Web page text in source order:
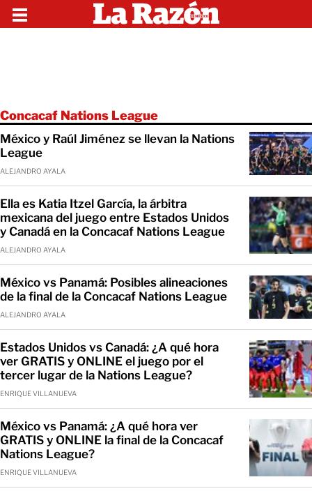
Concacaf Nations League
México y Raúl Jiménez se llevan la Nations
League
ALEJANDRO AYALA
Ella es Katia Itzel García, la árbitra
mexicana del juego entre Estados Unidos
y Canadá en la Concacaf Nations League
ALEJANDRO AYALA
México vs Panamá: Posibles alineaciones
de la final de la Concacaf Nations League
ALEJANDRO AYALA
Estados Unidos vs Canadá: ¿A qué hora
ver GRATIS y ONLINE el juego por el
tercer lugar de la Nations League?
ENRIQUE VILLANUEVA
México vs Panamá: ¿A qué hora ver
GRATIS y ONLINE la final de la Concacaf
Nations League?
ENRIQUE VILLANUEVA